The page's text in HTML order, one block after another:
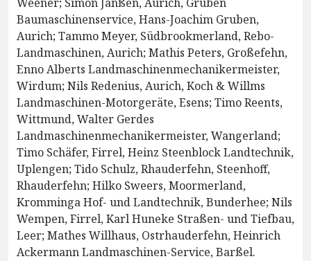
Baumaschinenservice, Hans-Joachim Gruben,
Aurich; Tammo Meyer, Südbrookmerland, Rebo-
Landmaschinen, Aurich; Mathis Peters, Großefehn,
Enno Alberts Landmaschinenmechanikermeister,
Wirdum; Nils Redenius, Aurich, Koch & Willms
Landmaschinen-Motorgeräte, Esens; Timo Reents,
Wittmund, Walter Gerdes
Landmaschinenmechanikermeister, Wangerland;
Timo Schäfer, Firrel, Heinz Steenblock Landtechnik,
Uplengen; Tido Schulz, Rhauderfehn, Steenhoff,
Rhauderfehn; Hilko Sweers, Moormerland,
Kromminga Hof- und Landtechnik, Bunderhee; Nils
Wempen, Firrel, Karl Huneke Straßen- und Tiefbau,
Leer; Mathes Willhaus, Ostrhauderfehn, Heinrich
Ackermann Landmaschinen-Service, Barßel.